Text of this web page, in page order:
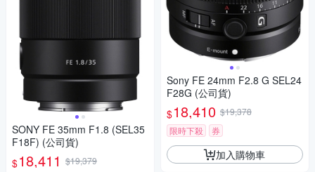
SONY FE 35mm F1.8 (SEL35
F18F) (公司貨)
$18,411 $19,379
Sony FE 24mm F2.8 G SEL24
F28G (公司貨)
$18,410 $19,378
限時下殺
券
加入購物車